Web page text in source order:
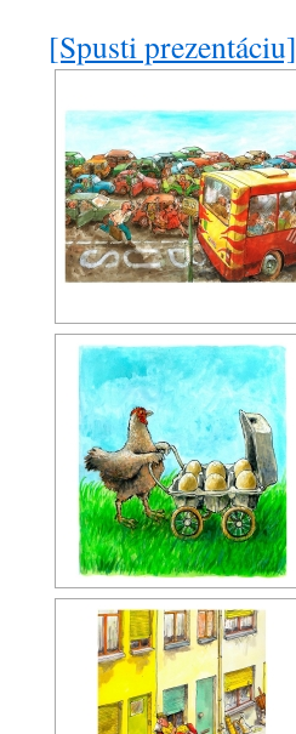
[Spusti prezentáciu]